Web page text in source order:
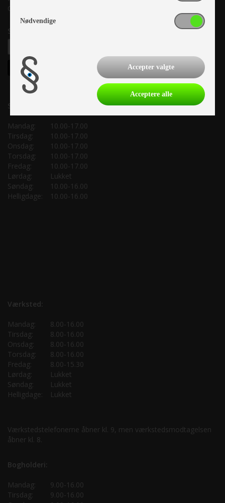
CVR: 33 38 77 33
Samtykke til nyhedsbrev
Salgsafdeling:
Mandag:
10.00-17.00
Tirsdag:
10.00-17.00
Onsdag:
10.00-17.00
Torsdag:
10.00-17.00
Fredag:
10.00-17.00
Lørdag:
Lukket
Søndag:
10.00-16.00
Helligdage:
10.00-16.00
Værksted:
Mandag:
8.00-16.00
Tirsdag:
8.00-16.00
Onsdag:
8.00-16.00
Torsdag:
8.00-16.00
Fredag:
8.00-15.30
Lørdag:
Lukket
Søndag:
Lukket
Helligdage:
Lukket
Værkstedstelefonerne åbner kl. 9, men værkstedsmodtagelsen
åbner kl. 8.
Bogholderi:
Mandag:
9.00-16.00
Tirsdag:
9.00-16.00
Nødvendige
Accepter valgte
Acceptere alle